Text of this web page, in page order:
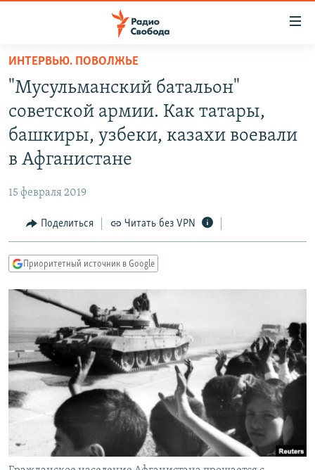
упрощенного
доступа
основному
содержанию
Вернутся
навигации
Вернутся
ПРОГРАММЫ
ПОДКАСТЫ
АВТОРСКИЕ ПРОЕКТЫ
ЦИТАТЫ СВОБОДЫ
КУЛЬТУРА
IDEL.РЕАЛИИ
КАВКАЗ.РЕАЛИИ
СИБИРЬ.РЕАЛИИ
РАСПИСАНИЕ ВЕЩАНИЯ
ПОДПИШИТЕСЬ НА РАССЫЛКУ
СОЦИАЛЬНЫЕ СЕТИ
ИНТЕРВЬЮ. ПОВОЛЖЬЕ
"Мусульманский батальон"
советской армии. Как татары,
башкиры, узбеки, казахи воевали
в Афганистане
15 февраля 2019
Поделиться Читать без VPN
Приоритетный источник в Google